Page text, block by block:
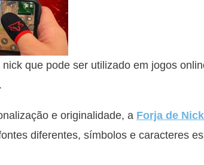
que pode ser utilizado em jogos
e originalidade, a Forja de
diferentes, símbolos e caracteres